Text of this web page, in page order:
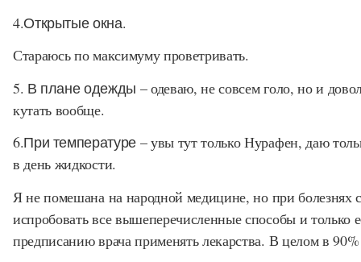
4.Открытые окна.
Стараюсь по максимуму проветривать.
5. В плане одежды – одеваю, не совсем голо, но и
кутать вообще.
6.При температуре– увы тут только Нурафен, даю
в день жидкости.
Я не помешана на народной медицине, но при болезнях
испробовать все вышеперечисленные способы и только
предписанию врача применять лекарства. В целом в